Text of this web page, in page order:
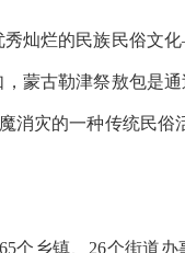
灿烂的民族民俗文
蒙古勒津祭敖包是
消灾的一种传统民俗
乡镇、26个街道办